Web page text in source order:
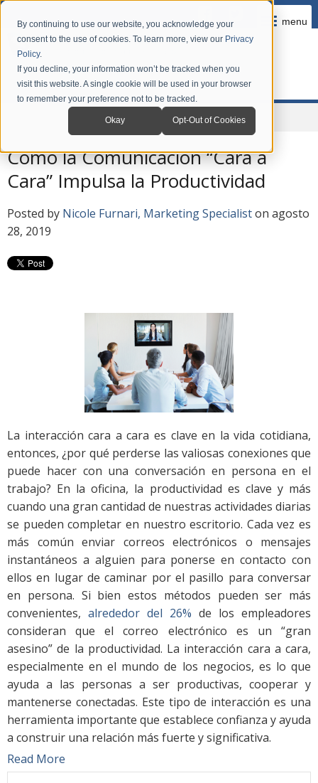
By continuing to use our website, you acknowledge your
consent to the use of cookies. To learn more, view our Privacy
Policy.
If you decline, your information won’t be tracked when you
visit this website. A single cookie will be used in your browser
to remember your preference not to be tracked.
Okay Opt-Out of Cookies
menu
News Blog en Español
Como la Comunicación “Cara a
Cara” Impulsa la Productividad
Posted by Nicole Furnari, Marketing Specialiston agosto
28, 2019
La interacción cara a cara es clave en la vida cotidiana,
entonces, ¿por qué perderse las valiosas conexiones que
puede hacer con una conversación en persona en el
trabajo? En la oficina, la productividad es clave y más
cuando una gran cantidad de nuestras actividades diarias
se pueden completar en nuestro escritorio. Cada vez es
más común enviar correos electrónicos o mensajes
instantáneos a alguien para ponerse en contacto con
ellos en lugar de caminar por el pasillo para conversar
en persona. Si bien estos métodos pueden ser más
convenientes, alrededor del 26% de los empleadores
consideran que el correo electrónico es un “gran
asesino” de la productividad. La interacción cara a cara,
especialmente en el mundo de los negocios, es lo que
ayuda a las personas a ser productivas, cooperar y
mantenerse conectadas. Este tipo de interacción es una
herramienta importante que establece confianza y ayuda
a construir una relación más fuerte y significativa.
Read More